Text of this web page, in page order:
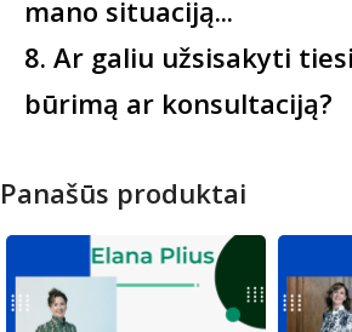
mano situaciją...
8. Ar galiu užsisakyti
būrimą ar konsultaciją?
Panašūs produktai